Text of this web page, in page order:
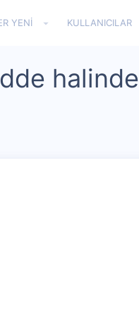
YENI KULLANICILAR
halinde